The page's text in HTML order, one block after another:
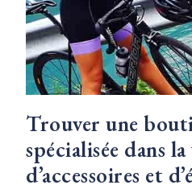
Trouver une
spécialisée dans
d’accessoires et